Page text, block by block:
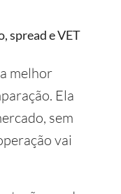
spread e VET
melhor
Ela
sem
vai